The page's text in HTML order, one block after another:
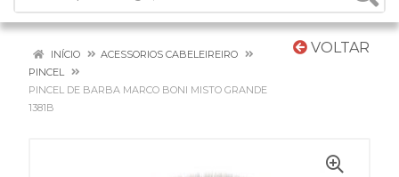
VOLTAR
INÍCIO
ACESSORIOS CABELEIREIRO
PINCEL
PINCEL DE BARBA MARCO BONI MISTO GRANDE
1381B